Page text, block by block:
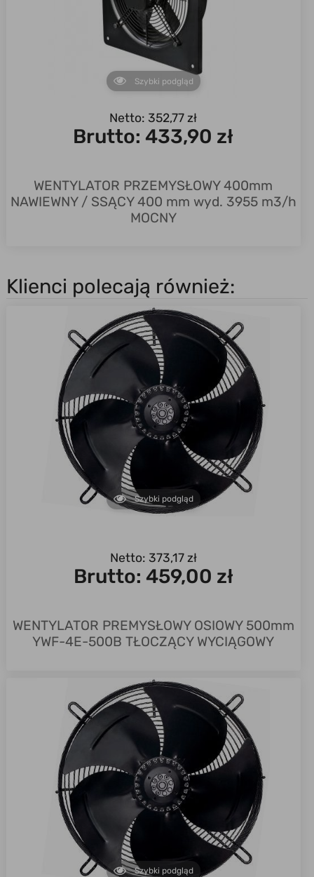
Szybki podgląd
WENTYLATOR PRZEMYSŁOWY 400mm
NAWIEWNY / SSĄCY 400 mm wyd. 3955 m3/h
MOCNY
Netto: 352,77 zł
Brutto: 433,90 zł
Klienci polecają również:
Szybki podgląd
WENTYLATOR PREMYSŁOWY OSIOWY 500mm
YWF-4E-500B TŁOCZĄCY WYCIĄGOWY
Netto: 373,17 zł
Brutto: 459,00 zł
Szybki podgląd